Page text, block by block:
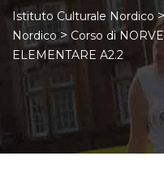
Istituto Culturale Nordico
Nordico> Corso di
ELEMENTARE A2.2